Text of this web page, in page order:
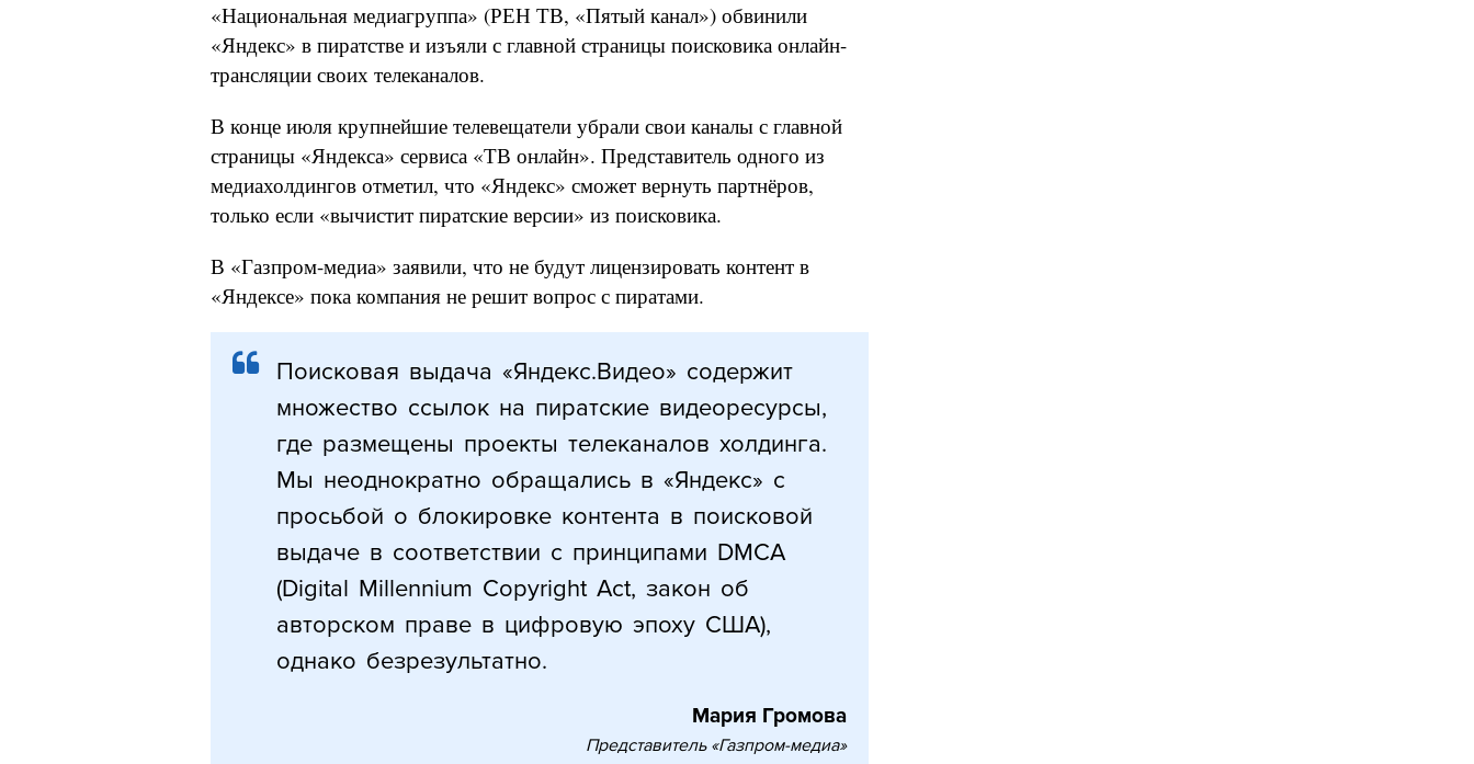
«Национальная медиагруппа» (РЕН ТВ, «Пятый канал») обвинили
«Яндекс» в пиратстве и изъяли с главной страницы поисковика онлайн-
трансляции своих телеканалов.
В конце июля крупнейшие телевещатели убрали свои каналы с главной
страницы «Яндекса» сервиса «ТВ онлайн». Представитель одного из
медиахолдингов отметил, что «Яндекс» сможет вернуть партнёров,
только если «вычистит пиратские версии» из поисковика.
В «Газпром-медиа» заявили, что не будут лицензировать контент в
«Яндексе» пока компания не решит вопрос с пиратами.
Поисковая выдача «Яндекс.Видео» содержит
множество ссылок на пиратские видеоресурсы,
где размещены проекты телеканалов холдинга.
Мы неоднократно обращались в «Яндекс» с
просьбой о блокировке контента в поисковой
выдаче в соответствии с принципами DMCA
(Digital Millennium Copyright Act, закон об
авторском праве в цифровую эпоху США),
однако безрезультатно.
Мария Громова
Представитель «Газпром-медиа»